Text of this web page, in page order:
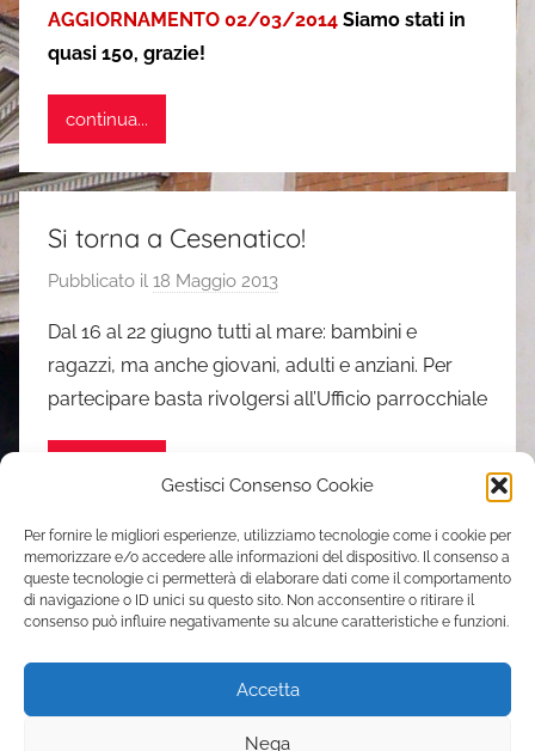
Gestisci Consenso Cookie
Per fornire le migliori esperienze, utilizziamo tecnologie come i cookie per
memorizzare e/o accedere alle informazioni del dispositivo. Il consenso a
queste tecnologie ci permetterà di elaborare dati come il comportamento
di navigazione o ID unici su questo sito. Non acconsentire o ritirare il
consenso può influire negativamente su alcune caratteristiche e funzioni.
Accetta
Nega
o
AGGIORNAMENTO 02/03/2014 Siamo stati in
quasi 150, grazie!
continua...
Si torna a Cesenatico!
Pubblicato il 18 Maggio 2013
s
i
m
e
Dal 16 al 22 giugno tutti al mare: bambini e
ragazzi, ma anche giovani, adulti e anziani. Per
partecipare basta rivolgersi all’Ufficio parrocchiale
Contatti
Parrocchia Sant’Elena
Via Casilina, 205 – 00176 Roma
s.elena.pigneto@gmail.com